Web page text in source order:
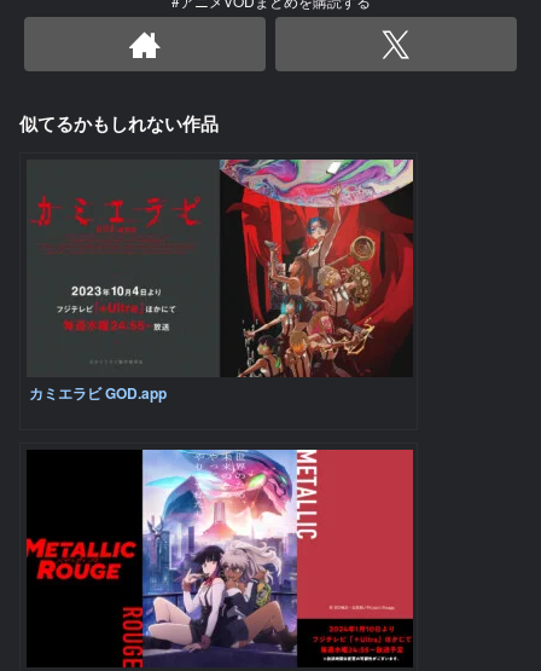
似てるかもしれない作品
カミエラビ GOD.app